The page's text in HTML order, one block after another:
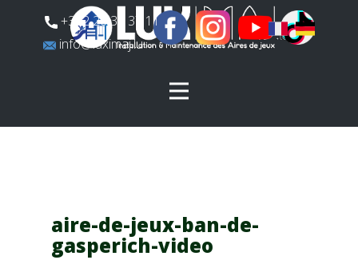
​+352 26 31 37 11
​info@luximaj.lu
aire-de-jeux-ban-de-
gasperich-video